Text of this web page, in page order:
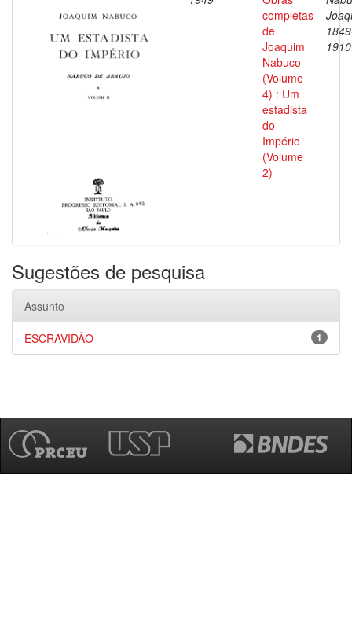
completas
de
Joaquim
Nabuco
(Volume
4) : Um
estadista
do
Império
(Volume
2)
1910
Sugestões de pesquisa
Assunto
1
ESCRAVIDÃO